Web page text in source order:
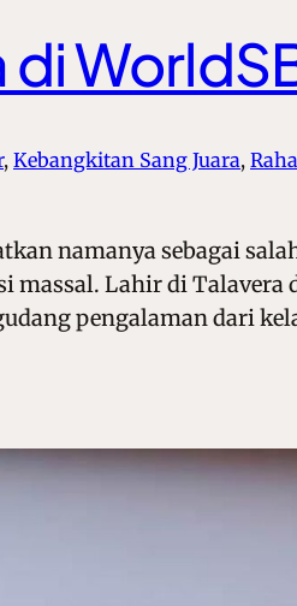
, Kebangkitan Sang Juara,
namanya sebagai
Lahir di Talavera
pengalaman dari